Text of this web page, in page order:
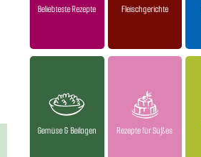
Beliebteste Rezepte Fleischgerichte
Gemüse & Beilagen Rezepte für Süßes